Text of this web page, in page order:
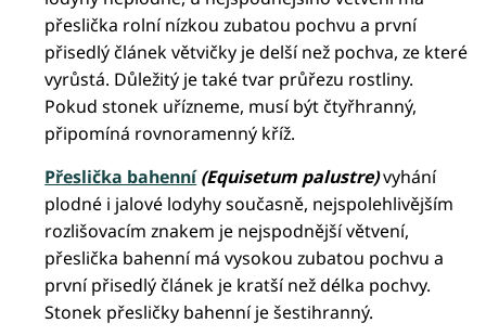
přeslička rolní nízkou zubatou pochvu a první
přisedlý článek větvičky je delší než pochva, ze které
vyrůstá. Důležitý je také tvar průřezu rostliny.
Pokud stonek uřízneme, musí být čtyřhranný,
připomíná rovnoramenný kříž.
Přeslička bahenní (Equisetum palustre)vyhání
plodné i jalové lodyhy současně, nejspolehlivějším
rozlišovacím znakem je nejspodnější větvení,
přeslička bahenní má vysokou zubatou pochvu a
první přisedlý článek je kratší než délka pochvy.
Stonek přesličky bahenní je šestihranný.